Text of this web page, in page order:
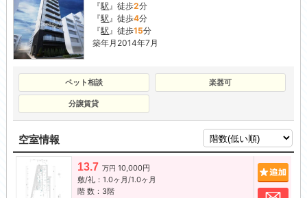
『駅』徒歩2分
『駅』徒歩4分
『駅』徒歩15分
築年月2014年7月
ペット相談 楽器可
分譲賃貸
空室情報
13.7 万円 10,000円
敷/礼：1.0ヶ月/1.0ヶ月
階 数：3階
お